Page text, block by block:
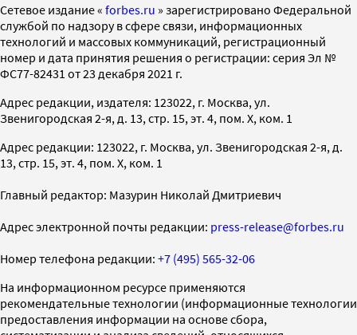
Cетевое издание « forbes.ru » зарегистрировано Федеральной
службой по надзору в сфере связи, информационных
технологий и массовых коммуникаций, регистрационный
номер и дата принятия решения о регистрации: серия Эл №
ФС77-82431 от 23 декабря 2021 г.
Адрес редакции, издателя: 123022, г. Москва, ул.
Звенигородская 2-я, д. 13, стр. 15, эт. 4, пом. X, ком. 1
Адрес редакции: 123022, г. Москва, ул. Звенигородская 2-я, д.
13, стр. 15, эт. 4, пом. X, ком. 1
Главный редактор: Мазурин Николай Дмитриевич
Адрес электронной почты редакции: press-release@forbes.ru
Номер телефона редакции: +7 (495) 565-32-06
На информационном ресурсе применяются
рекомендательные технологии (информационные технологии
предоставления информации на основе сбора,